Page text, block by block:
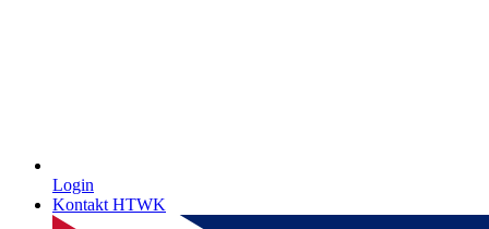
Login
Kontakt HTWK